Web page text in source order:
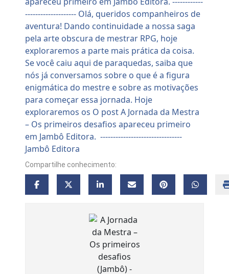
Compartilhe conhecimento: